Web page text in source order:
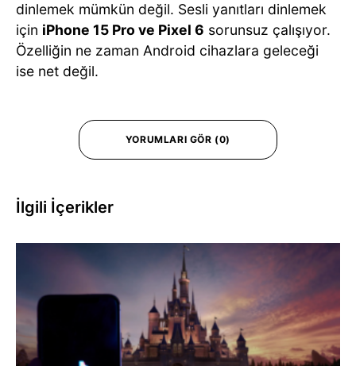
dinlemek mümkün değil. Sesli yanıtları dinlemek
için iPhone 15 Pro ve Pixel 6 sorunsuz çalışıyor.
Özelliğin ne zaman Android cihazlara geleceği
ise net değil.
YORUMLARI GÖR (0)
İlgili İçerikler